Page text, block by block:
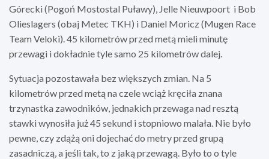
Górecki (Pogoń Mostostal Puławy), Jelle Nieuwpoort i Bob
Olieslagers (obaj Metec TKH) i Daniel Moricz (Mugen Race
Team Veloki). 45 kilometrów przed metą mieli minutę
przewagi i dokładnie tyle samo 25 kilometrów dalej.
Sytuacja pozostawała bez większych zmian. Na 5
kilometrów przed metą na czele wciąż kręciła znana
trzynastka zawodników, jednakich przewaga nad resztą
stawki wynosiła już 45 sekund i stopniowo malała. Nie było
pewne, czy zdążą oni dojechać do metry przed grupą
zasadniczą, a jeśli tak, to z jaką przewagą. Było to o tyle